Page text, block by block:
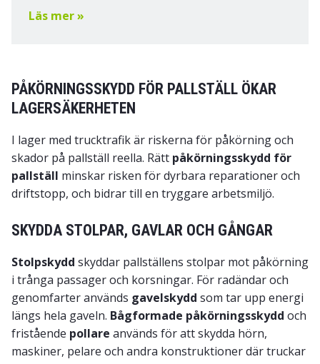
Läs mer »
PÅKÖRNINGSSKYDD FÖR PALLSTÄLL ÖKAR
LAGERSÄKERHETEN
I lager med trucktrafik är riskerna för påkörning och
skador på pallställ reella. Rätt påkörningsskydd för
pallställ minskar risken för dyrbara reparationer och
driftstopp, och bidrar till en tryggare arbetsmiljö.
SKYDDA STOLPAR, GAVLAR OCH GÅNGAR
Stolpskydd skyddar pallställens stolpar mot påkörning
i trånga passager och korsningar. För radändar och
genomfarter används gavelskydd som tar upp energi
längs hela gaveln. Bågformade påkörningsskydd och
fristående pollare används för att skydda hörn,
maskiner, pelare och andra konstruktioner där truckar